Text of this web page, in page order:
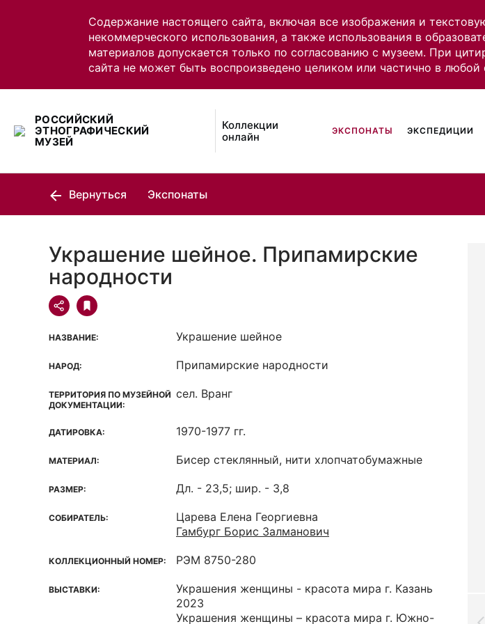
Содержание настоящего сайта, включая все изображения и
некоммерческого использования, а также использования в
материалов допускается только по согласованию с музеем. При
сайта не может быть воспроизведено целиком или частично в
РОССИЙСКИЙ
ЭТНОГРАФИЧЕСКИЙ
МУЗЕЙ
Коллекции
онлайн
ЭКСПОНАТЫ ЭКСПЕДИЦИИ
Вернуться Экспонаты
Украшение шейное. Припамирские
народности
НАЗВАНИЕ: Украшение шейное
НАРОД: Припамирские народности
ТЕРРИТОРИЯ ПО МУЗЕЙНОЙ
ДОКУМЕНТАЦИИ:
сел. Вранг
ДАТИРОВКА: 1970-1977 гг.
МАТЕРИАЛ: Бисер стеклянный, нити хлопчатобумажные
РАЗМЕР: Дл. - 23,5; шир. - 3,8
СОБИРАТЕЛЬ:
Царева Елена Георгиевна
Гамбург Борис Залманович
КОЛЛЕКЦИОННЫЙ НОМЕР: РЭМ 8750-280
ВЫСТАВКИ:
Украшения женщины - красота мира г. Казань
2023
Украшения женщины – красота мира г. Южно-